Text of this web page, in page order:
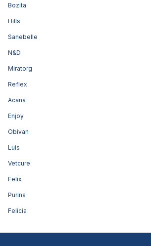
Bozita
Hills
Sanebelle
N&D
Miratorg
Reflex
Acana
Enjoy
Obivan
Luis
Vetcure
Felix
Purina
Felicia